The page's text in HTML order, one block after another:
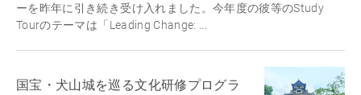
ーを昨年に引き続き受け入れました。今年度の彼等のStudy
Tourのテーマは「Leading Change: ...
国宝・犬山城を巡る文化研修プログラ